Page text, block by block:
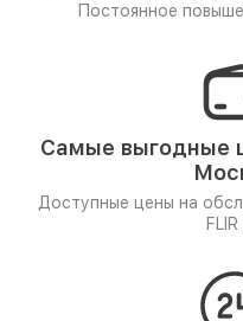
Постоянное
Самые выгодные
Доступные цены на